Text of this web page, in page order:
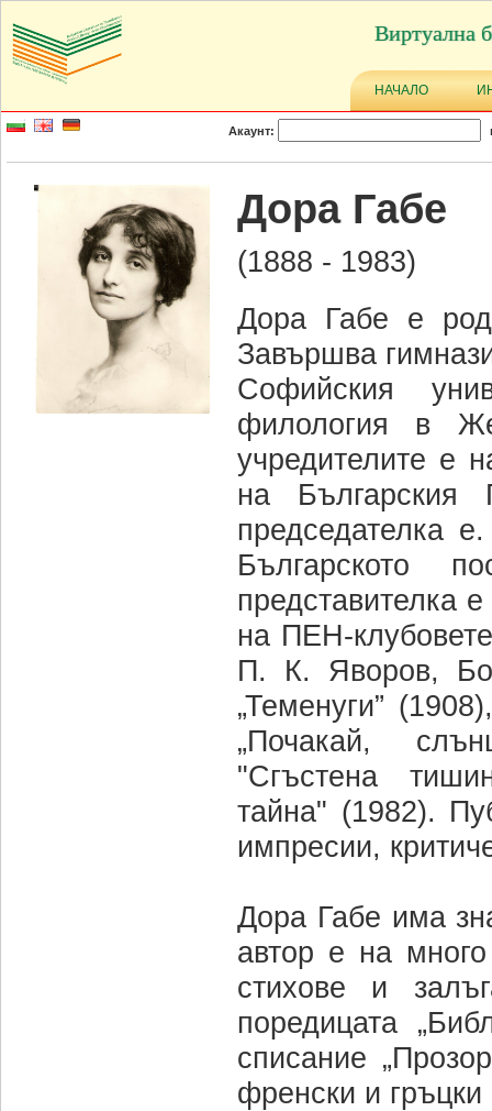
Виртуална
НАЧАЛО
Акаунт:
Дора Габе
(1888 - 1983)
Дора Габе е
Завършва
Софийския
филология в
учредителите е
на Българския
председателка
Българското
представителка
на ПЕН-
П. К. Яворов,
„Теменуги”
„Почакай,
"Сгъстена
тайна" (1982).
импресии,
Дора Габе има
автор е на
стихове и
поредицата
списание
френски и гръцки